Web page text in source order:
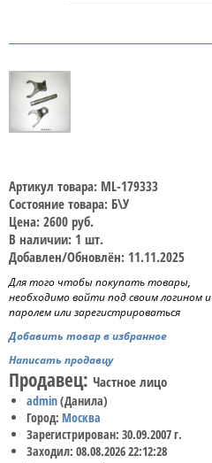
Артикул товара: ML-179333
Состояние товара: Б\У
Цена: 2600 руб.
В наличии: 1 шт.
Добавлен/Обновлён: 11.11.2025
Для того чтобы покупать товары,
необходимо войти под своим логином и
паролем или зарегистрироваться
Добавить товар в избранное
Написать продавцу
Продавец: Частное лицо
admin(Данила)
Город: Москва
Зарегистрирован: 30.09.2007 г.
Заходил: 08.08.2026 22:12:28